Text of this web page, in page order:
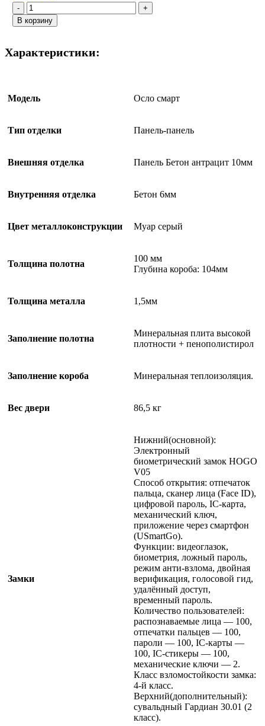
Количество
товара
Осло
/
Серый
В корзину
Характеристики:
Модель Осло смарт
Тип отделки Панель-панель
Внешняя отделка Панель Бетон антрацит 10мм
Внутренняя отделка Бетон 6мм
Цвет металлоконструкции Муар серый
Толщина полотна
100 мм
Глубина короба: 104мм
Толщина металла 1,5мм
Заполнение полотна
Минеральная плита высокой
плотности + пенополистирол
Заполнение короба Минеральная теплоизоляция.
Вес двери 86,5 кг
Замки
Нижний(основной):
Электронный
биометрический замок HOGO
V05
Способ открытия: отпечаток
пальца, сканер лица (Face ID),
цифровой пароль, IC-карта,
механический ключ,
приложение через смартфон
(USmartGo).
Функции: видеоглазок,
биометрия, ложный пароль,
режим анти-взлома, двойная
верификация, голосовой гид,
удалённый доступ,
временный пароль.
Количество пользователей:
распознаваемые лица — 100,
отпечатки пальцев — 100,
пароли — 100, IC-карты —
100, IC-стикеры — 100,
механические ключи — 2.
Класс взломостойкости замка:
4-й класс.
Верхний(дополнительный):
сувальдный Гардиан 30.01 (2
класс).